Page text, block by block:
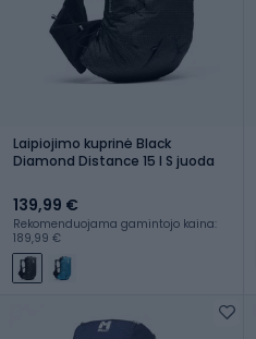
Laipiojimo kuprinė Black
Diamond Distance 15 l S juoda
139,99 €
Rekomenduojama gamintojo kaina:
189,99 €